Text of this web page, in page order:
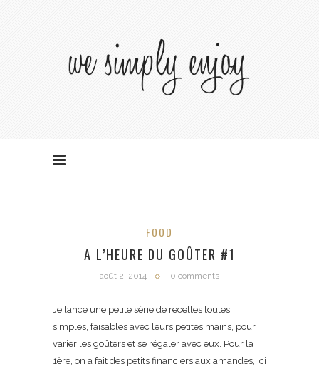
FOOD
A L’HEURE DU GOÛTER #1
août 2, 2014 0 comments
Je lance une petite série de recettes toutes
simples, faisables avec leurs petites mains, pour
varier les goûters et se régaler avec eux. Pour la
1ère, on a fait des petits financiers aux amandes, ici